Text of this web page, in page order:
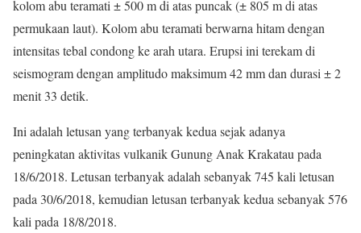
kolom abu teramati ± 500 m di atas puncak (± 805 m di atas
permukaan laut). Kolom abu teramati berwarna hitam dengan
intensitas tebal condong ke arah utara. Erupsi ini terekam di
seismogram dengan amplitudo maksimum 42 mm dan durasi ± 2
menit 33 detik.
Ini adalah letusan yang terbanyak kedua sejak adanya
peningkatan aktivitas vulkanik Gunung Anak Krakatau pada
18/6/2018. Letusan terbanyak adalah sebanyak 745 kali letusan
pada 30/6/2018, kemudian letusan terbanyak kedua sebanyak 576
kali pada 18/8/2018.